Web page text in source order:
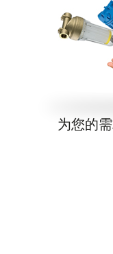
为您的